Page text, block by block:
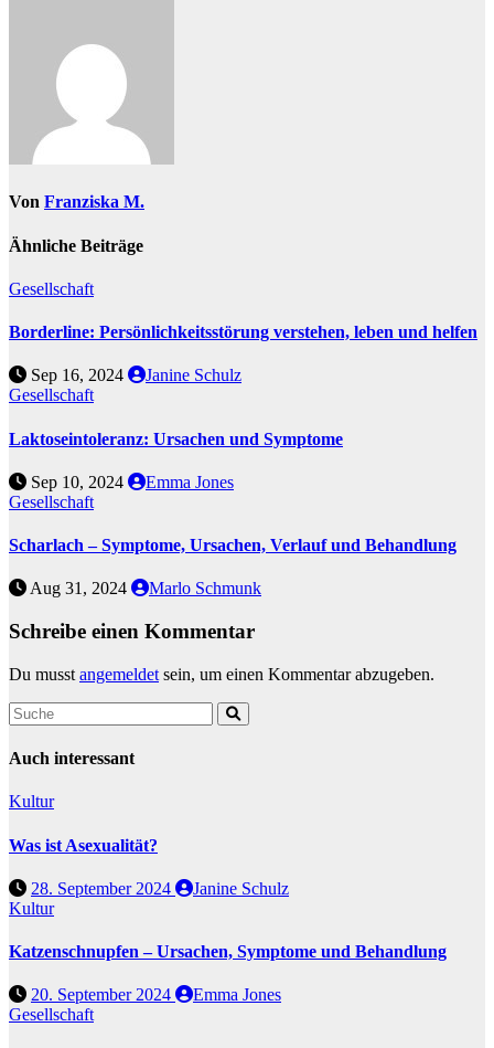
Von Franziska M.
Ähnliche Beiträge
Gesellschaft
Borderline: Persönlichkeitsstörung verstehen, leben und helfen
Sep 16, 2024
Janine Schulz
Gesellschaft
Laktoseintoleranz: Ursachen und Symptome
Sep 10, 2024
Emma Jones
Gesellschaft
Scharlach – Symptome, Ursachen, Verlauf und Behandlung
Aug 31, 2024 Marlo Schmunk
Schreibe einen Kommentar
Du musst angemeldet sein, um einen Kommentar abzugeben.
Auch interessant
Kultur
Was ist Asexualität?
28. September 2024
Janine Schulz
Kultur
Katzenschnupfen – Ursachen, Symptome und Behandlung
20. September 2024
Emma Jones
Gesellschaft